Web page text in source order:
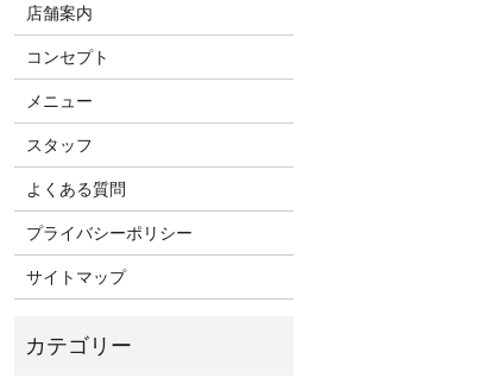
店舗案内
コンセプト
メニュー
スタッフ
よくある質問
プライバシーポリシー
サイトマップ